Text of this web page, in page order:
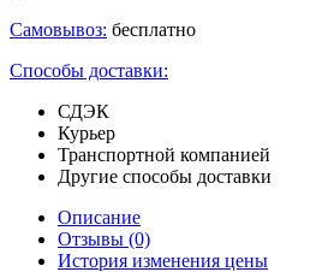
Самовывоз: бесплатно
Способы доставки:
СДЭК
Курьер
Транспортной компанией
Другие способы доставки
Описание
Отзывы (0)
История изменения цены